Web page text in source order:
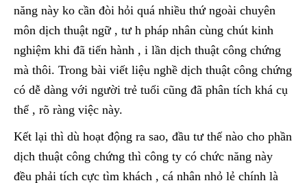
năng này ko cần đòi hỏi quá nhiều thứ ngoài chuyên
môn dịch thuật ngữ , tư h pháp nhân cùng chút kinh
nghiệm khi đã tiến hành , i lần dịch thuật công chứng
mà thôi. Trong bài viết liệu nghề dịch thuật công chứng
có dễ dàng với người trẻ tuổi cũng đã phân tích khá cụ
thể , rõ ràng việc này.
Kết lại thì dù hoạt động ra sao, đầu tư thế nào cho phần
dịch thuật công chứng thì công ty có chức năng này
đều phải tích cực tìm khách , cá nhân nhỏ lẻ chính là